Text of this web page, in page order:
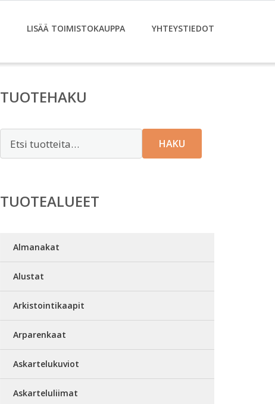
LISÄÄ TOIMISTOKAUPPA YHTEYSTIEDOT
TUOTEHAKU
HAKU
TUOTEALUEET
Almanakat
Alustat
Arkistointikaapit
Arparenkaat
Askartelukuviot
Askarteluliimat